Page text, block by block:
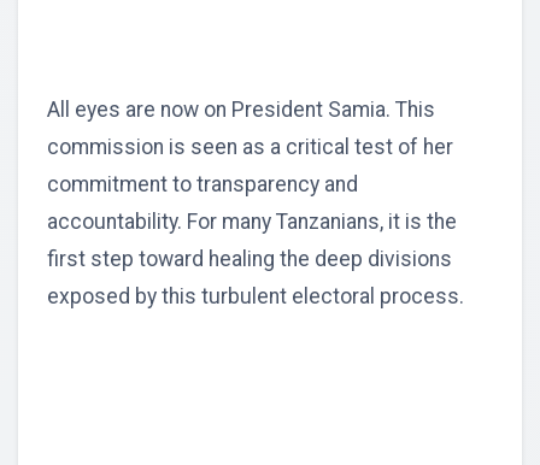
All eyes are now on President Samia. This
commission is seen as a critical test of her
commitment to transparency and
accountability. For many Tanzanians, it is the
first step toward healing the deep divisions
exposed by this turbulent electoral process.